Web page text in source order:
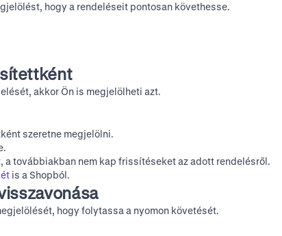
hogy a rendeléseit pontosan követhesse.
akkor Ön is megjelölheti azt.
szeretne megjelölni.
továbbiakban nem kap frissítéseket az adott rendelésről.
is a Shopból.
hogy folytassa a nyomon követését.